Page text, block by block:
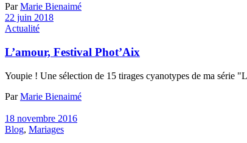
ParMarie Bienaimé
22 juin 2018
Actualité
L’amour, Festival Phot’Aix
Youpie ! Une sélection de 15 tirages cyanotypes de ma série
ParMarie Bienaimé
18 novembre 2016
Blog, Mariages